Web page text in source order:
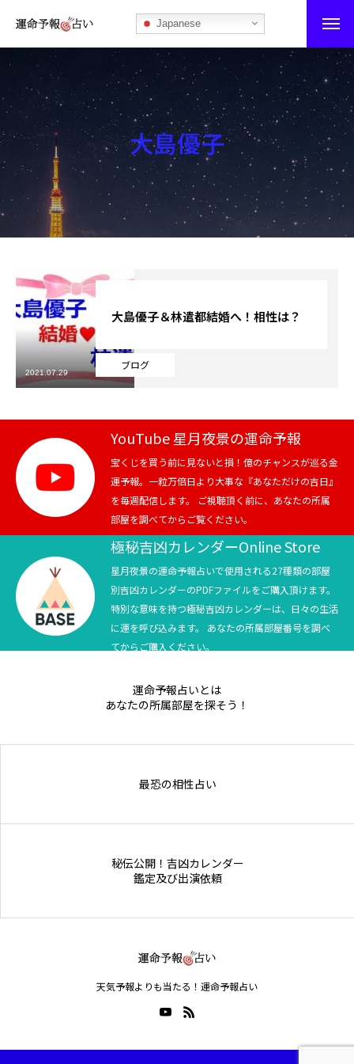
Japanese
運命予報占い
運命予報占いとは
あなたの所属部屋を探そう！
最恐の相性占い
秘伝公開！吉凶カレンダー
ブログ
お知らせ
芸能界
テニス
スポーツ
競馬
テニス四大大会・五輪
テニス四大大会・五輪
大島優子
ブログ
大島優子＆林遣都結婚へ！相性は？
2021.07.29
YouTube 星月夜景の運命予報
宝くじを買う前に見ないと損！億のチャンスが巡る金
運予報。一粒万倍日より大事な『あなただけの吉日』
を毎週配信します。 ご視聴頂く前に、あなたの所属
部屋を調べてからご覧ください。
極秘吉凶カレンダーOnline Store
星月夜景の運命予報占いで使用される27種類の部屋
別吉凶カレンダーのPDFファイルをご購入頂けます。
特別な意味を持つ極秘吉凶カレンダーは、日々の生活
に運を呼び込みます。 あなたの所属部屋番号を調べ
てからご購入ください。
運命予報占いとは
あなたの所属部屋を探そう！
最恐の相性占い
秘伝公開！吉凶カレンダー
鑑定及び出演依頼
天気予報よりも当たる！運命予報占い